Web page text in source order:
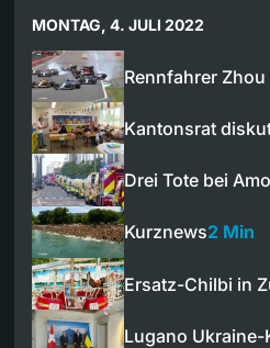
MONTAG, 4. JULI 2022
Rennfahrer
Kantonsrat
Drei Tote bei
Kurznews2 Min
Ersatz-Chilbi in
Lugano Ukraine-